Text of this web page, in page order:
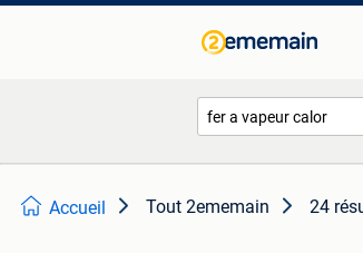
Accueil Tout 2ememain 24